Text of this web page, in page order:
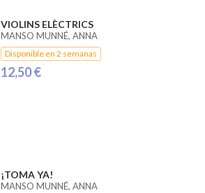
VIOLINS ELÈCTRICS
MANSO MUNNÉ, ANNA
Disponible en 2 semanas
12,50 €
¡TOMA YA!
MANSO MUNNÉ, ANNA